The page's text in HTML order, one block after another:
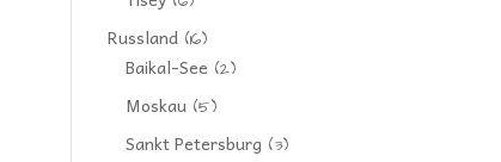
Russland (16)
Baikal-See (2)
Moskau (5)
Sankt Petersburg (3)